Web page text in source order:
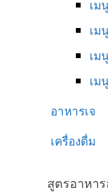
เม
เม
เม
เม
อาหารเจ
เครื่องดื่ม
สูตรอาหา